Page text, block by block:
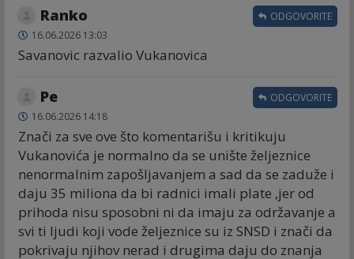
Ranko
16.06.2026 13:03
Savanovic razvalio Vukanovica
ODGOVORITE
Ре
16.06.2026 14:18
Znači za sve ove što komentarišu i kritikuju
Vukanovića je normalno da se unište željeznice
nenormalnim zapošljavanjem a sad da se zaduže i
daju 35 miliona da bi radnici imali plate ,jer od
prihoda nisu sposobni ni da imaju za održavanje a
svi ti ljudi koji vode željeznice su iz SNSD i znači da
pokrivaju njihov nerad i drugima daju do znanja
ODGOVORITE